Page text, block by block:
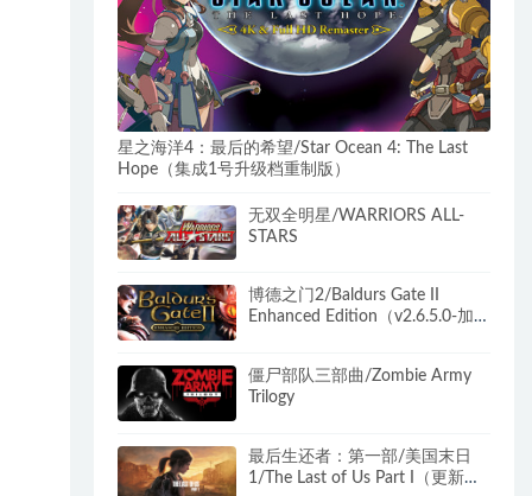
星之海洋4：最后的希望/Star Ocean 4: The Last
Hope（集成1号升级档重制版）
无双全明星/WARRIORS ALL-
STARS
博德之门2/Baldurs Gate II
Enhanced Edition（v2.6.5.0-加
僵尸部队三部曲/Zombie Army
Trilogy
最后生还者：第一部/美国末日
1/The Last of Us Part I（更新